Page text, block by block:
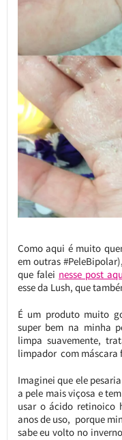
Como aqui é muito
em outras
que falei nesse post
esse da Lush, que
É um produto muito
super bem na minha
limpa suavemente,
limpador com máscara
Imaginei que ele
a pele mais viçosa e
usar o ácido retinoico
anos de uso, porque
sabe eu volto no